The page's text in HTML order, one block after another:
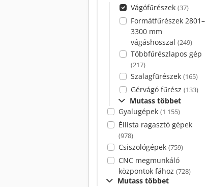
Vágófűrészek (37)
Formátfűrészek 2801–
3300 mm
vágáshosszal (249)
Többfűrészlapos gép
(217)
Szalagfűrészek (165)
Gérvágó fűrész (133)
Mutass többet
Gyalugépek (1 155)
Éllista ragasztó gépek
(978)
Csiszológépek (759)
CNC megmunkáló
központok fához (728)
Mutass többet